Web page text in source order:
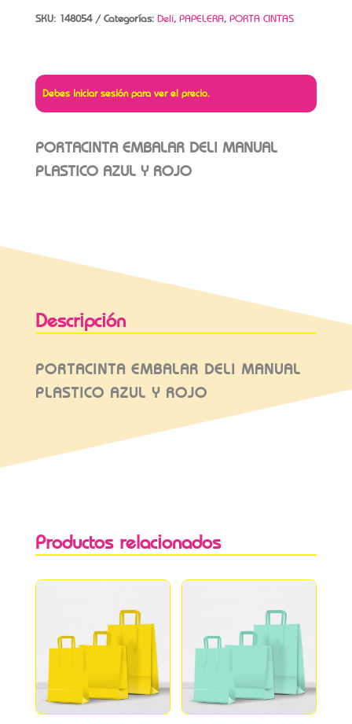
SKU: 148054 Categorías: Deli, PAPELERA, PORTA CINTAS
Debes iniciar sesión para ver el precio.
PORTACINTA EMBALAR DELI MANUAL
PLASTICO AZUL Y ROJO
Descripción
PORTACINTA EMBALAR DELI MANUAL
PLASTICO AZUL Y ROJO
Productos relacionados